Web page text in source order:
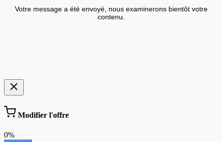
Votre message a été envoyé, nous examinerons bientôt votre
contenu.
Modifier l'offre
0%